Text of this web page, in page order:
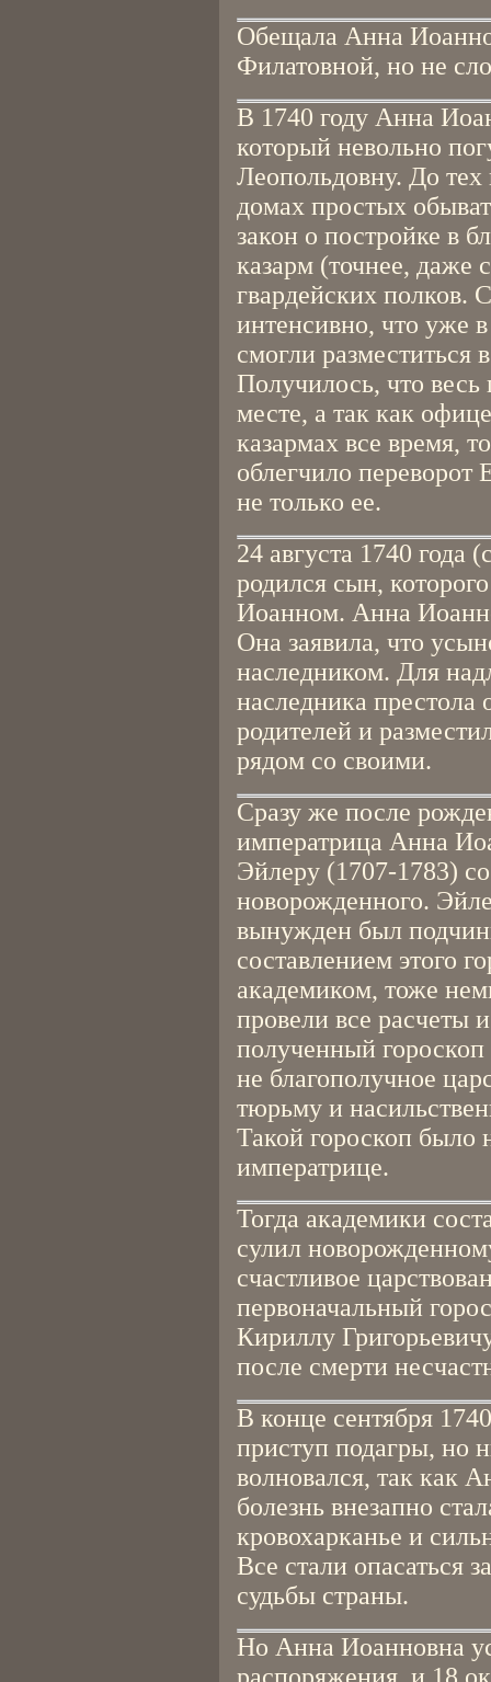
Обещала Анна
Филатовной, но не
В 1740 году Анна
который невольно
Леопольдовну. До
домах простых
закон о постройке в
казарм (точнее, даже
гвардейских полков.
интенсивно, что уже
смогли разместиться
Получилось, что
месте, а так как
казармах все время,
облегчило
не только ее.
24 августа 1740 года
родился сын,
Иоанном. Анна
Она заявила, что
наследником. Для
наследника престола
родителей и
рядом со своими.
Сразу же после
императрица Анна
Эйлеру (1707-1783)
новорожденного.
вынужден был
составлением этого
академиком, тоже
провели все расчеты
полученный
не благополучное
тюрьму и
Такой гороскоп было
императрице.
Тогда академики
сулил
счастливое
первоначальный
Кириллу
после смерти
В конце сентября
приступ подагры, но
волновался, так как
болезнь внезапно
кровохарканье и
Все стали опасаться
судьбы страны.
Но Анна Иоанновна